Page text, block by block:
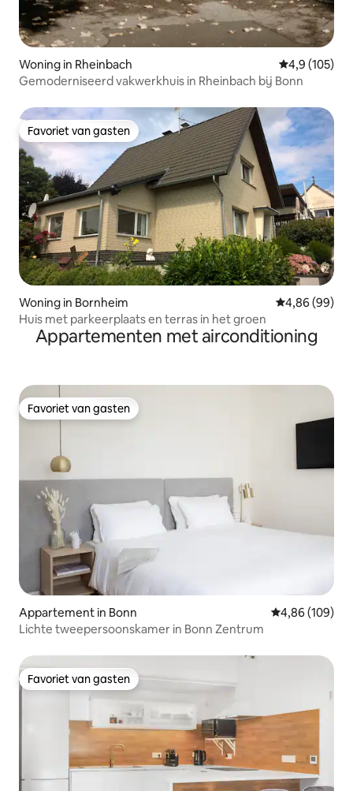
Woning in Rheinbach Gemiddelde
4,9 (105)
Gemoderniseerd vakwerkhuis in Rheinbach bij Bonn
Favoriet van gasten
Favoriet van gasten
Woning in Bornheim Gemiddelde
4,86 (99)
Huis met parkeerplaats en terras in het groen
Appartementen met airconditioning
Favoriet van gasten
Favoriet van gasten
Appartement in Bonn Gemiddelde
4,86 (109)
Lichte tweepersoonskamer in Bonn Zentrum
Favoriet van gasten
Favoriet van gasten